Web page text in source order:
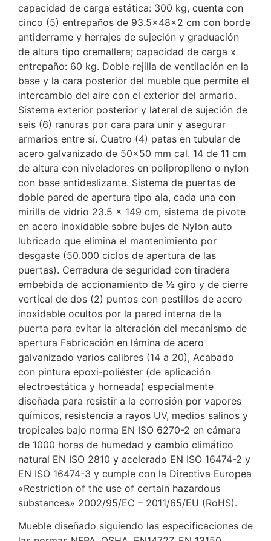
capacidad de carga estática: 300 kg, cuenta con
cinco (5) entrepaños de 93.5x48x2 cm con borde
antiderrame y herrajes de sujeción y graduación
de altura tipo cremallera; capacidad de carga x
entrepaño: 60 kg. Doble rejilla de ventilación en la
base y la cara posterior del mueble que permite el
intercambio del aire con el exterior del armario.
Sistema exterior posterior y lateral de sujeción de
seis (6) ranuras por cara para unir y asegurar
armarios entre sí. Cuatro (4) patas en tubular de
acero galvanizado de 50×50 mm cal. 14 de 11 cm
de altura con niveladores en polipropileno o nylon
con base antideslizante. Sistema de puertas de
doble pared de apertura tipo ala, cada una con
mirilla de vidrio 23.5 x 149 cm, sistema de pivote
en acero inoxidable sobre bujes de Nylon auto
lubricado que elimina el mantenimiento por
desgaste (50.000 ciclos de apertura de las
puertas). Cerradura de seguridad con tiradera
embebida de accionamiento de ½ giro y de cierre
vertical de dos (2) puntos con pestillos de acero
inoxidable ocultos por la pared interna de la
puerta para evitar la alteración del mecanismo de
apertura Fabricación en lámina de acero
galvanizado varios calibres (14 a 20), Acabado
con pintura epoxi-poliéster (de aplicación
electroestática y horneada) especialmente
diseñada para resistir a la corrosión por vapores
químicos, resistencia a rayos UV, medios salinos y
tropicales bajo norma EN ISO 6270-2 en cámara
de 1000 horas de humedad y cambio climático
natural EN ISO 2810 y acelerado EN ISO 16474-2 y
EN ISO 16474-3 y cumple con la Directiva Europea
«Restriction of the use of certain hazardous
substances» 2002/95/EC – 2011/65/EU (RoHS).
Mueble diseñado siguiendo las especificaciones de